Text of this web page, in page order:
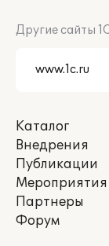
Другие сайты
Каталог
Внедрения
Публикации
Мероприятия
Партнеры
Форум